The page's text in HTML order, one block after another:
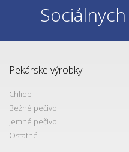
Pekárske výrobky
Chlieb
Bežné pečivo
Jemné pečivo
Ostatné